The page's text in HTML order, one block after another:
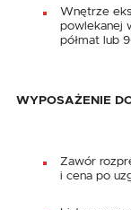
Wnętrze
powlekanej
półmat lub
WYPOSAŻENIE
Zawór
i cena po